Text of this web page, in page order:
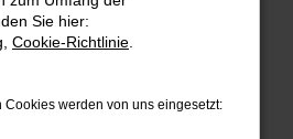
für
Sie hier:
Cookie-Richtlinie
Cookies werden von uns eingesetzt: